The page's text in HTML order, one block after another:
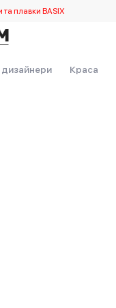
та плавки BASIX
дизайнери Краса